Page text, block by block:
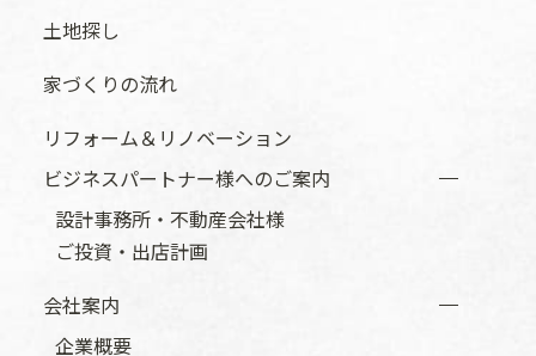
土地探し
家づくりの流れ
リフォーム＆リノベーション
ビジネスパートナー様へのご案内
設計事務所・不動産会社様
ご投資・出店計画
会社案内
企業概要